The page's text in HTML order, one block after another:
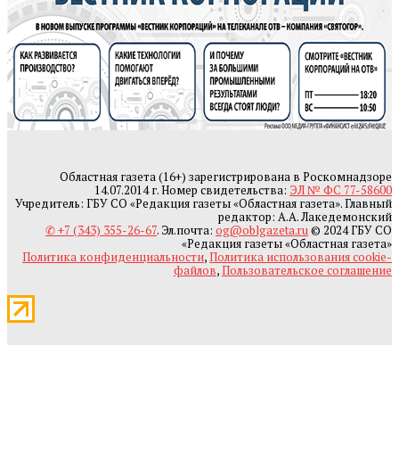
Областная газета (16+) зарегистрирована в Роскомнадзоре
14.07.2014 г. Номер свидетельства: ЭЛ № ФС 77-58600
Учредитель: ГБУ СО «Редакция газеты «Областная газета». Главный
редактор: А.А. Лакедемонский
✆ +7 (343) 355-26-67. Эл.почта: og@oblgazeta.ru© 2024 ГБУ СО
«Редакция газеты «Областная газета»
Политика конфиденциальности,Политика использования cookie-
файлов,Пользовательское соглашение